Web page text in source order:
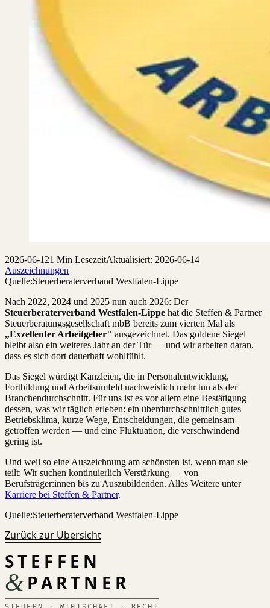
2026-06-121 Min LesezeitAktualisiert: 2026-06-14
Auszeichnungen
Quelle:Steuerberaterverband Westfalen-Lippe
Nach 2022, 2024 und 2025 nun auch 2026: Der
Steuerberaterverband Westfalen-Lippe hat die Steffen & Partner
Steuerberatungsgesellschaft mbB bereits zum vierten Mal als
„Exzellenter Arbeitgeber" ausgezeichnet. Das goldene Siegel
bleibt also ein weiteres Jahr an der Tür — und wir arbeiten daran,
dass es sich dort dauerhaft wohlfühlt.
Das Siegel würdigt Kanzleien, die in Personalentwicklung,
Fortbildung und Arbeitsumfeld nachweislich mehr tun als der
Branchendurchschnitt. Für uns ist es vor allem eine Bestätigung
dessen, was wir täglich erleben: ein überdurchschnittlich gutes
Betriebsklima, kurze Wege, Entscheidungen, die gemeinsam
getroffen werden — und eine Fluktuation, die verschwindend
gering ist.
Und weil so eine Auszeichnung am schönsten ist, wenn man sie
teilt: Wir suchen kontinuierlich Verstärkung — von
Berufsträger:innen bis zu Auszubildenden. Alles Weitere unter
Karriere bei Steffen & Partner.
Quelle:Steuerberaterverband Westfalen-Lippe
Zurück zur Übersicht
STEFFEN
&PARTNER